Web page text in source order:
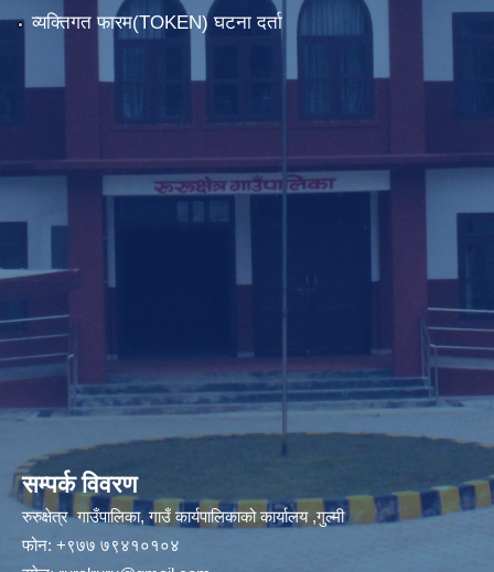
व्यक्तिगत फारम(TOKEN) घटना दर्ता
सम्पर्क विवरण
रुरुक्षेत्र गाउँपालिका, गाउँ कार्यपालिकाको कार्यालय ,गुल्मी
फोन: +९७७ ७९४१०१०४